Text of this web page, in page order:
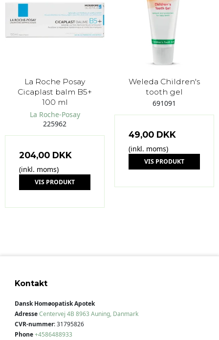
La Roche Posay
Cicaplast balm B5+
100 ml
La Roche-Posay
225962
204,00 DKK
(inkl. moms)
VIS PRODUKT
Weleda Children's
tooth gel
691091
49,00 DKK
(inkl. moms)
VIS PRODUKT
Kontakt
Dansk Homøopatisk Apotek
AdresseCentervej 4B 8963 Auning, Danmark
CVR-nummer:31795826
Phone+4586488933